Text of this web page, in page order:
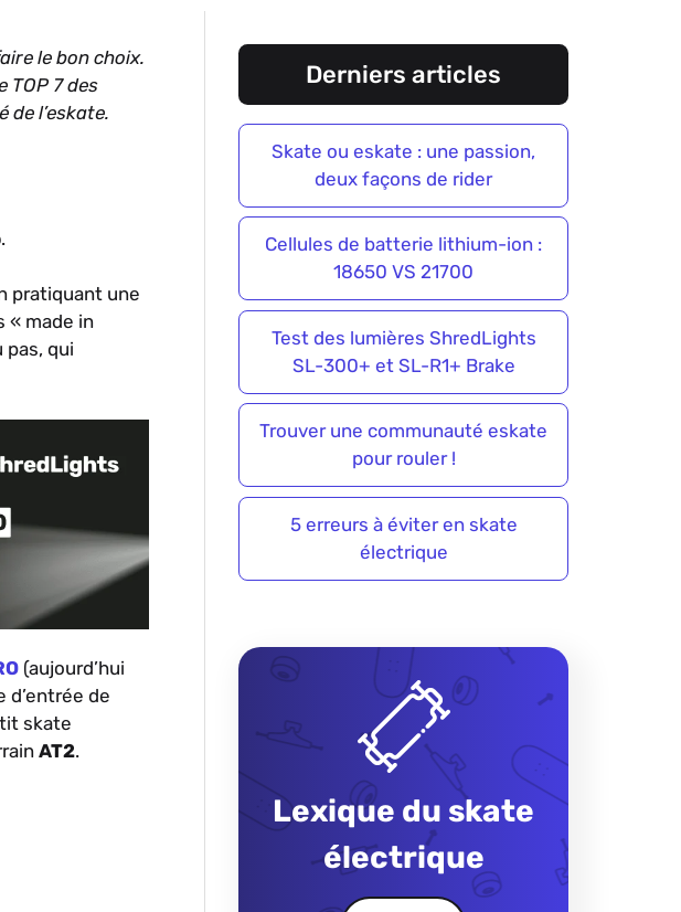
le bon choix.
TOP 7 des
l’eskate.
.
pratiquant une
« made in
pas, qui
(aujourd’hui
d’entrée de
skate
AT2.
Derniers articles
Skate ou eskate : une passion,
deux façons de rider
Cellules de batterie lithium-ion :
18650 VS 21700
Test des lumières ShredLights
SL-300+ et SL-R1+ Brake
Trouver une communauté eskate
pour rouler !
5 erreurs à éviter en skate
électrique
Lexique du skate
électrique